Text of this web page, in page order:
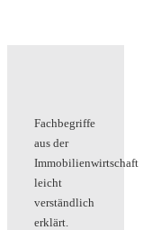
Fachbegriffe
aus der
Immobilienwirtschaft
leicht
verständlich
erklärt.